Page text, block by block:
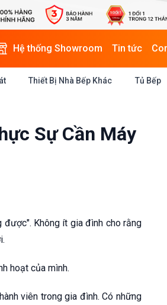
Hệ thống Showroom Tin tức
Thiết Bị Nhà Bếp Khác Tủ Bếp
Sự Cần Máy
Không ít gia đình cho rằng
hoạt của mình.
viên trong gia đình. Có những